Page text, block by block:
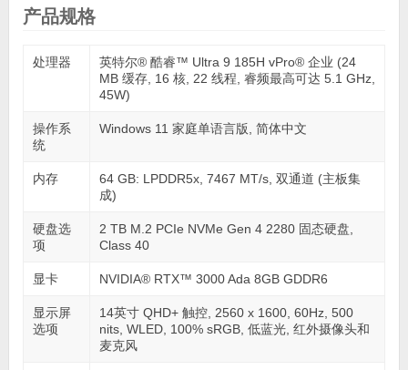
产品规格
处理器
英特尔® 酷睿™ Ultra 9 185H vPro® 企业 (24
MB 缓存, 16 核, 22 线程, 睿频最高可达 5.1 GHz,
45W)
操作系
统
Windows 11 家庭单语言版, 简体中文
内存
64 GB: LPDDR5x, 7467 MT/s, 双通道 (主板集
成)
硬盘选
项
2 TB M.2 PCIe NVMe Gen 4 2280 固态硬盘,
Class 40
显卡 NVIDIA® RTX™ 3000 Ada 8GB GDDR6
显示屏
选项
14英寸 QHD+ 触控, 2560 x 1600, 60Hz, 500
nits, WLED, 100% sRGB, 低蓝光, 红外摄像头和
麦克风